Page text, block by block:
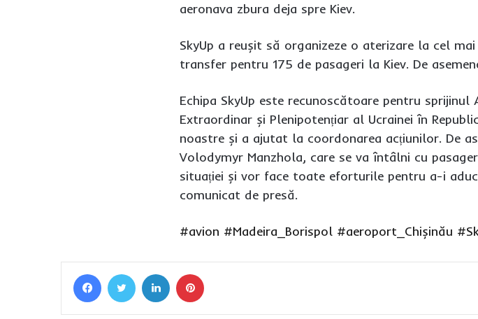
aeronava zbura deja spre Kiev.
SkyUp a reușit să organizeze o aterizare la cel
transfer pentru 175 de pasageri la Kiev. De
Echipa SkyUp este recunoscătoare pentru
Extraordinar și Plenipotențiar al Ucrainei în
noastre și a ajutat la coordonarea acțiunilor. De
Volodymyr Manzhola, care se va întâlni cu
situației și vor face toate eforturile pentru a-i
comunicat de presă.
#avion #Madeira_Borispol #aeroport_Chișinău
FacebookTwitter LinkedIn